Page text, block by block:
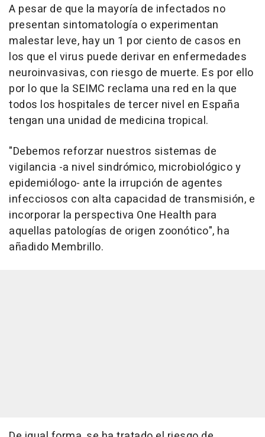
A pesar de que la mayoría de infectados no
presentan sintomatología o experimentan
malestar leve, hay un 1 por ciento de casos en
los que el virus puede derivar en enfermedades
neuroinvasivas, con riesgo de muerte. Es por ello
por lo que la SEIMC reclama una red en la que
todos los hospitales de tercer nivel en España
tengan una unidad de medicina tropical.
"Debemos reforzar nuestros sistemas de
vigilancia -a nivel sindrómico, microbiológico y
epidemiólogo- ante la irrupción de agentes
infecciosos con alta capacidad de transmisión, e
incorporar la perspectiva One Health para
aquellas patologías de origen zoonótico", ha
añadido Membrillo.